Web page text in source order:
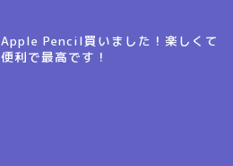
Apple Pencil買いました！楽しくて
便利で最高です！